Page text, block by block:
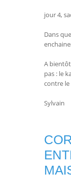
jour 4,
Dans
A
pas : le
contre le
Sylvain